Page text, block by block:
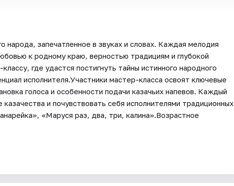
народа, запечатленное в звуках и словах. Каждая мелодия
к родному краю, верностью традициям и глубокой
где удастся постигнуть тайны истинного народного
исполнителя.Участники мастер-класса освоят ключевые
голоса и особенности подачи казачьих напевов. Каждый
и почувствовать себя исполнителями традиционных
«Маруся раз, два, три, калина».Возрастное